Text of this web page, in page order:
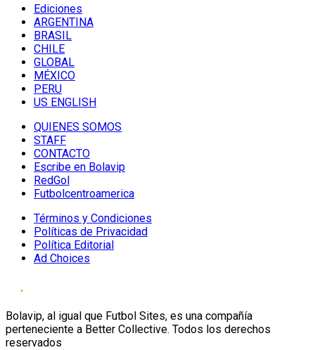
Ediciones
ARGENTINA
BRASIL
CHILE
GLOBAL
MÉXICO
PERU
US ENGLISH
QUIENES SOMOS
STAFF
CONTACTO
Escribe en Bolavip
RedGol
Futbolcentroamerica
Términos y Condiciones
Políticas de Privacidad
Política Editorial
Ad Choices
Bolavip, al igual que Futbol Sites, es una compañía
perteneciente a Better Collective. Todos los derechos
reservados